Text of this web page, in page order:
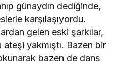
günaydın dediğinde,
karşılaşıyordu.
gelen eski şarkılar,
yakmıştı. Bazen bir
bazen de dans